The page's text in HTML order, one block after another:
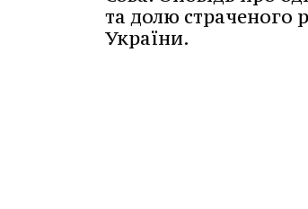
та долю страченого
України.